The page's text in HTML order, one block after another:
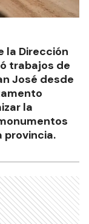
la Dirección
trabajos de
José desde
la
provincia.